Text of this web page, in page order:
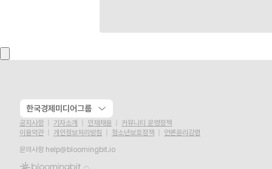
한국경제미디어그룹
공지사항 기자소개 인재채용
커뮤니티 운영정책
이용약관
개인정보처리방침 청소년보호정책
언론윤리강령
문의사항 help@bloomingbit.io